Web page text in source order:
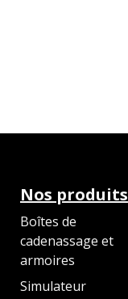
Nos produits
Boîtes de
cadenassage et
armoires
Simulateur